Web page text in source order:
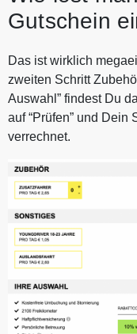
Gutschein
Das ist wirklich
zweiten Schritt
Auswahl” findest Du
auf “Prüfen” und Dein
verrechnet.